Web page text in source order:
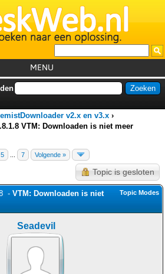
MENU
Foutcodes
GemistDownloader*
Forum
v2.x en v3.x ›
VTM: Downloaden is niet meer
5 7 Volgende »
Topic is gesloten
Topic Modes
- VTM: Downloaden is niet
Seadevil